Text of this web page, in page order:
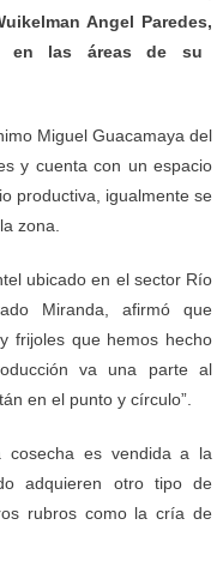
Angel Paredes,
en las áreas de su
Miguel Guacamaya del
y cuenta con un espacio
productiva, igualmente se
zona.
ubicado en el sector Río
Miranda, afirmó que
frijoles que hemos hecho
va una parte al
en el punto y círculo”.
cosecha es vendida a la
adquieren otro tipo de
rubros como la cría de